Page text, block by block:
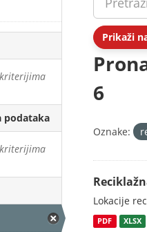
podataka
Prikaži
6
Oznake:
Lokacije
PDF XLSX